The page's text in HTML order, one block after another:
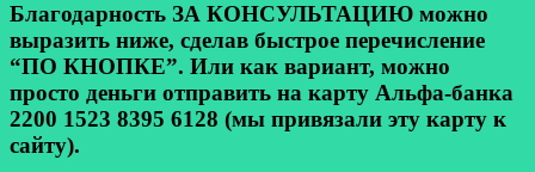
Благодарность ЗА КОНСУЛЬТАЦИЮ можно
выразить ниже, сделав быстрое перечисление
“ПО КНОПКЕ”. Или как вариант, можно
просто деньги отправить на карту Альфа-банка
2200 1523 8395 6128 (мы привязали эту карту к
сайту).